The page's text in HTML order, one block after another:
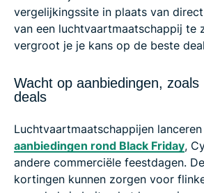
vergelijkingssite in plaats van
van een luchtvaartmaatschappij te
vergroot je je kans op de beste
Wacht op aanbiedingen, zoals
deals
Luchtvaartmaatschappijen
aanbiedingen rond Black Friday,
andere commerciële feestdagen.
kortingen kunnen zorgen voor